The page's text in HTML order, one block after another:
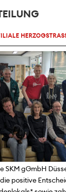
SKM gGmbH
positive